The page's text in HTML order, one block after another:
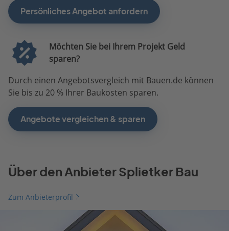
Persönliches Angebot anfordern
Möchten Sie bei Ihrem Projekt Geld
sparen?
Durch einen Angebotsvergleich mit Bauen.de können
Sie bis zu 20 % Ihrer Baukosten sparen.
Angebote vergleichen & sparen
Über den Anbieter Splietker Bau
Zum Anbieterprofil